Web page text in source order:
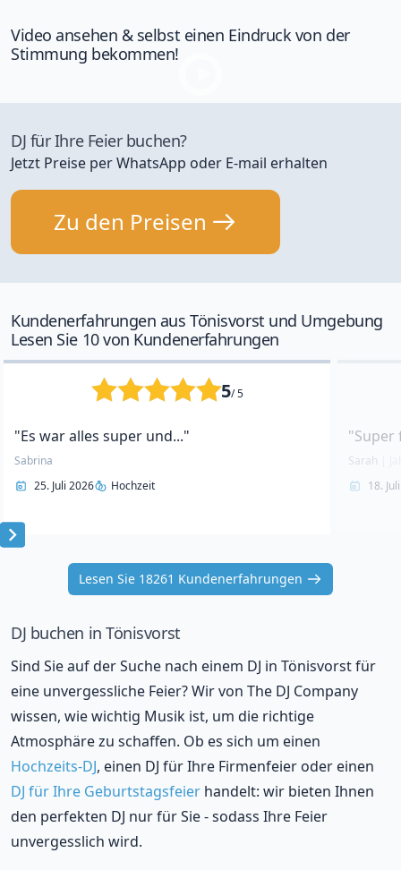
Video ansehen & selbst einen Eindruck von der
Stimmung bekommen!
DJ für Ihre Feier buchen?
Jetzt Preise per WhatsApp oder E-mail erhalten
Zu den Preisen
Kundenerfahrungen aus Tönisvorst und Umgebung
Lesen Sie 10 von Kundenerfahrungen
5/ 5
"Es war alles super und..."
Sabrina
25. Juli 2026
Hochzeit
"Super
Sarah
18.
Item
Lesen Sie 18261 Kundenerfahrungen
DJ buchen in Tönisvorst
Sind Sie auf der Suche nach einem DJ in Tönisvorst für
eine unvergessliche Feier? Wir von The DJ Company
wissen, wie wichtig Musik ist, um die richtige
Atmosphäre zu schaffen. Ob es sich um einen
Hochzeits-DJ, einen DJ für Ihre Firmenfeier oder einen
DJ für Ihre Geburtstagsfeier handelt: wir bieten Ihnen
den perfekten DJ nur für Sie - sodass Ihre Feier
unvergesslich wird.